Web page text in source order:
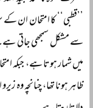
’’قطبی‘‘ کا امتحان ان
سے مشکل سمجھی جاتی ہے۔
میں شمار ہوتا ہے، جبکہ
ظاہر ہونا تھا، چنانچہ وہ